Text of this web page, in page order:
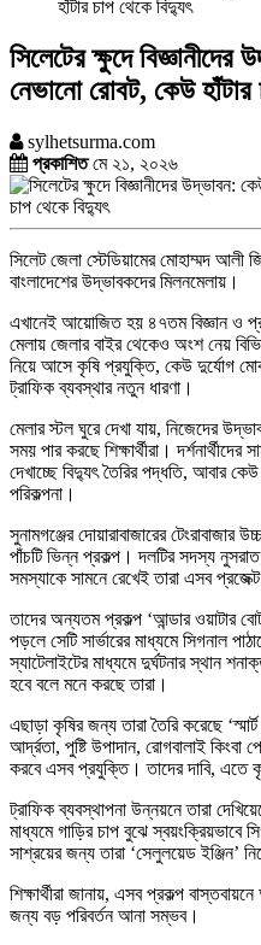
হাঁটার চাপ থেকে বিদ্যুৎ
সিলেটের ক্ষুদে
নেভানো রোবট, কেউ হাঁটার
sylhetsurma.com
প্রকাশিতমে ২১, ২০২৬
সিলেট জেলা স্টেডিয়ামের মোহাম্মদ আলী
বাংলাদেশের উদ্ভাবকদের মিলনমেলায়।
এখানেই আয়োজিত হয় ৪৭তম বিজ্ঞান ও
মেলায় জেলার বাইর থেকেও অংশ নেয়
নিয়ে আসে কৃষি প্রযুক্তি, কেউ দুর্যোগ
ট্রাফিক ব্যবস্থার নতুন ধারণা।
মেলার স্টল ঘুরে দেখা যায়, নিজেদের
সময় পার করছে শিক্ষার্থীরা।
দেখাচ্ছে বিদ্যুৎ তৈরির পদ্ধতি, আবার কেউ
পরিকল্পনা।
সুনামগঞ্জের দোয়ারাবাজারের টেংরাবাজার
পাঁচটি ভিন্ন প্রকল্প। দলটির সদস্য নুসরাত
সমস্যাকে সামনে রেখেই তারা এসব
তাদের অন্যতম প্রকল্প ‘আন্ডার ওয়াটার
পড়লে সেটি সার্ভারের মাধ্যমে সিগনাল
স্যাটেলাইটের মাধ্যমে দুর্ঘটনার স্থান
হবে বলে মনে করছে তারা।
এছাড়া কৃষির জন্য তারা তৈরি করেছে
আর্দ্রতা, পুষ্টি উপাদান, রোগবালাই
করবে এসব প্রযুক্তি। তাদের দাবি,
ট্রাফিক ব্যবস্থাপনা উন্নয়নে তারা
মাধ্যমে গাড়ির চাপ বুঝে স্বয়ংক্রিয়ভাবে
সাশ্রয়ের জন্য তারা ‘সেলুলয়েড ইঞ্জিন’
শিক্ষার্থীরা জানায়, এসব প্রকল্প
জন্য বড় পরিবর্তন আনা সম্ভব।